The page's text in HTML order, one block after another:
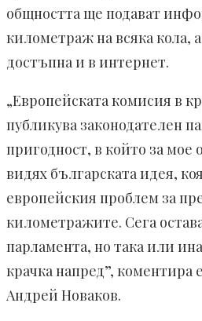
общността ще подават
километраж на всяка кола,
достъпна и в интернет.
„Европейската комисия в
публикува законодателен
пригодност, в който за мое
видях българската идея,
европейския проблем за
километражите. Сега
парламента, но така или
крачка напред”, коментира
Андрей Новаков.